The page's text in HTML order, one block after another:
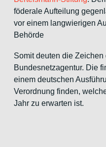
föderale Aufteilung
vor einem langwierigen
Behörde
Somit deuten die
Bundesnetzagentur. Die
einem deutschen
Verordnung finden,
Jahr zu erwarten ist.